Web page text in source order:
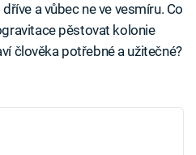
a vůbec ne ve vesmíru. Co
pěstovat kolonie
člověka potřebné a užitečné?